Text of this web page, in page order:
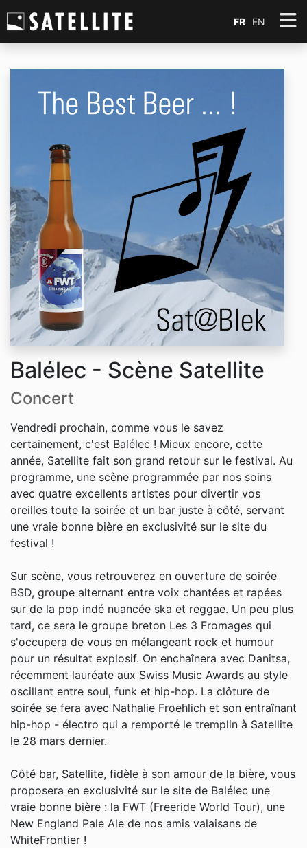
FR EN
Balélec - Scène Satellite
Concert
Vendredi prochain, comme vous le savez
certainement, c'est Balélec ! Mieux encore, cette
année, Satellite fait son grand retour sur le festival. Au
programme, une scène programmée par nos soins
avec quatre excellents artistes pour divertir vos
oreilles toute la soirée et un bar juste à côté, servant
une vraie bonne bière en exclusivité sur le site du
festival !
Sur scène, vous retrouverez en ouverture de soirée
BSD, groupe alternant entre voix chantées et rapées
sur de la pop indé nuancée ska et reggae. Un peu plus
tard, ce sera le groupe breton Les 3 Fromages qui
s'occupera de vous en mélangeant rock et humour
pour un résultat explosif. On enchaînera avec Danitsa,
récemment lauréate aux Swiss Music Awards au style
oscillant entre soul, funk et hip-hop. La clôture de
soirée se fera avec Nathalie Froehlich et son entraînant
hip-hop - électro qui a remporté le tremplin à Satellite
le 28 mars dernier.
Côté bar, Satellite, fidèle à son amour de la bière, vous
proposera en exclusivité sur le site de Balélec une
vraie bonne bière : la FWT (Freeride World Tour), une
New England Pale Ale de nos amis valaisans de
WhiteFrontier !